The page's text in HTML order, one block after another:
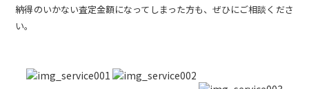
納得のいかない査定金額になってしまった方も、ぜひにご相談くださ
い。